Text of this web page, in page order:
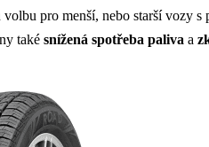
pro menší, nebo starší vozy s
také snížená spotřeba paliva a